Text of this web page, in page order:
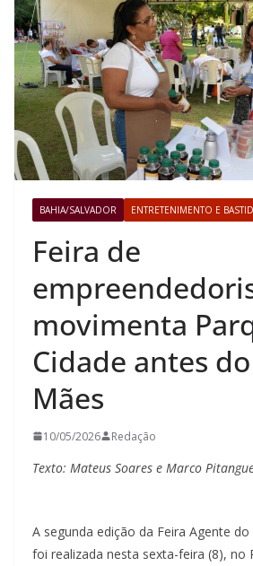
BAHIA/SALVADOR ENTRETENIMENTO E
Feira de
movimenta
Cidade antes
Mães
10/05/2026 Redação
Texto: Mateus Soares e Marco
A segunda edição da Feira Agente
foi realizada nesta sexta-feira (8), no